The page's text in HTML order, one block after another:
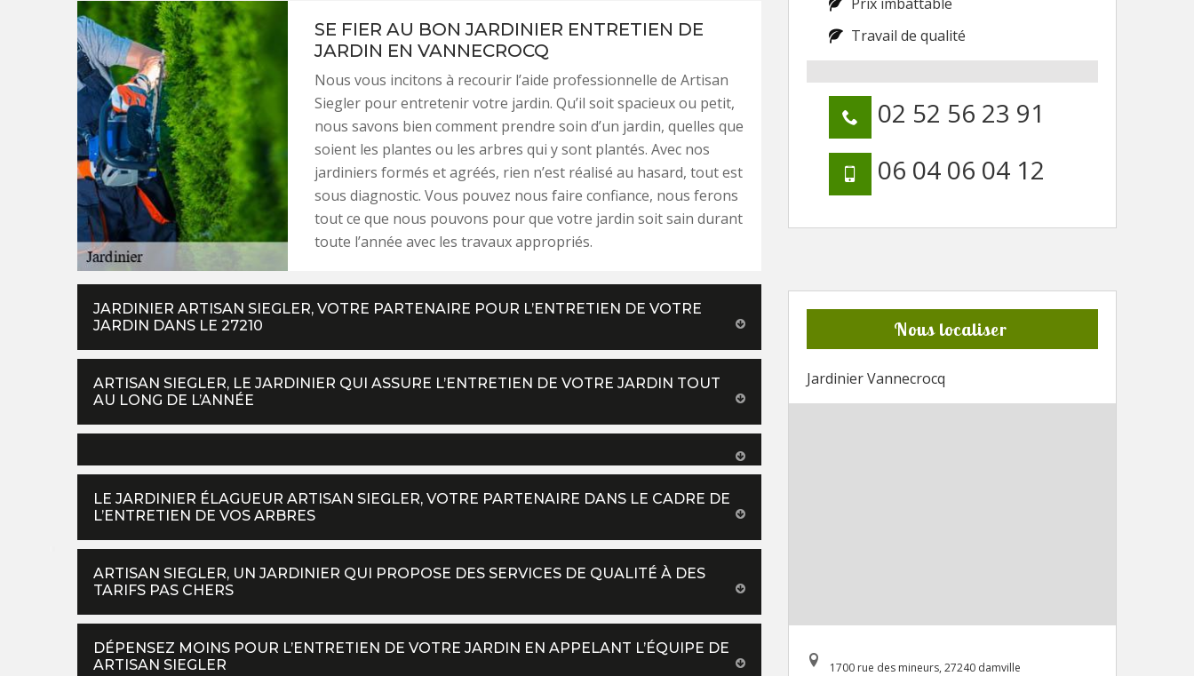
SE FIER AU BON JARDINIER ENTRETIEN DE
JARDIN EN VANNECROCQ
Nous vous incitons à recourir l’aide professionnelle de Artisan
Siegler pour entretenir votre jardin. Qu’il soit spacieux ou petit,
nous savons bien comment prendre soin d’un jardin, quelles que
soient les plantes ou les arbres qui y sont plantés. Avec nos
jardiniers formés et agréés, rien n’est réalisé au hasard, tout est
sous diagnostic. Vous pouvez nous faire confiance, nous ferons
tout ce que nous pouvons pour que votre jardin soit sain durant
toute l’année avec les travaux appropriés.
JARDINIER ARTISAN SIEGLER, VOTRE PARTENAIRE POUR L’ENTRETIEN DE VOTRE
JARDIN DANS LE 27210
ARTISAN SIEGLER, LE JARDINIER QUI ASSURE L’ENTRETIEN DE VOTRE JARDIN TOUT
AU LONG DE L’ANNÉE
LE JARDINIER ÉLAGUEUR ARTISAN SIEGLER, VOTRE PARTENAIRE DANS LE CADRE DE
L’ENTRETIEN DE VOS ARBRES
ARTISAN SIEGLER, UN JARDINIER QUI PROPOSE DES SERVICES DE QUALITÉ À DES
TARIFS PAS CHERS
DÉPENSEZ MOINS POUR L’ENTRETIEN DE VOTRE JARDIN EN APPELANT L’ÉQUIPE DE
ARTISAN SIEGLER
Travail de qualité
02 52 56 23 91
06 04 06 04 12
Nous localiser
Jardinier Vannecrocq
1700 rue des mineurs, 27240 damville